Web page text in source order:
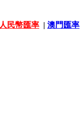
人民幣匯率 | 澳門匯率